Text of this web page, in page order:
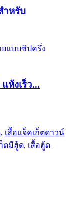
ำหรับ
ห้งเร็ว...
, เสื้อแจ็คเก็ตดาวน์
ตมีฮู้ด, เสื้อฮู้ด